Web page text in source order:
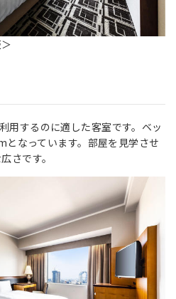
用するのに適した客室です。ベッ
なっています。部屋を見学させ
さです。